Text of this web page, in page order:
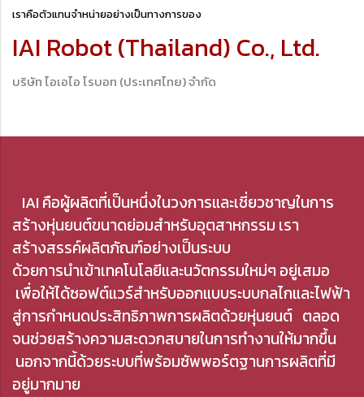
เราคือตัวแทนจำหน่ายอย่างเป็นทางการของ
IAI Robot (Thailand) Co., Ltd.
บริษัท ไอเอไอ โรบอท (ประเทศไทย) จำกัด
IAI คือผู้ผลิตที่เป็นหนึ่งในวงการและเชี่ยวชาญในการ
สร้างหุ่นยนต์ขนาดย่อมสำหรับอุตสาหกรรม เรา
สร้างสรรค์ผลิตภัณฑ์อย่างเป็นระบบ
ด้วยการนำเข้าเทคโนโลยีและนวัตกรรมใหม่ๆ อยู่เสมอ
เพื่อให้ได้ซอฟต์แวร์สำหรับออกแบบระบบกลไกและไฟฟ้า
สู่การกำหนดประสิทธิภาพการผลิตด้วยหุ่นยนต์ ตลอด
จนช่วยสร้างความสะดวกสบายในการทำงานให้มากขึ้น
นอกจากนี้ด้วยระบบที่พร้อมซัพพอร์ตฐานการผลิตที่มี
อยู่มากมาย